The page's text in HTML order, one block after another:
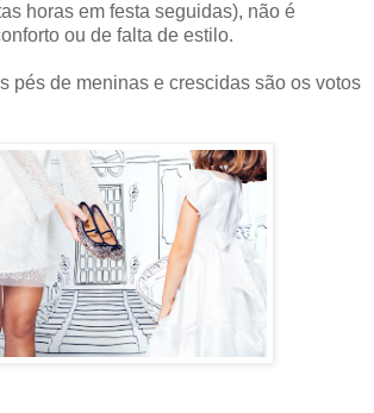
horas em festa seguidas), não é
ou de falta de estilo.
pés de meninas e crescidas são os votos